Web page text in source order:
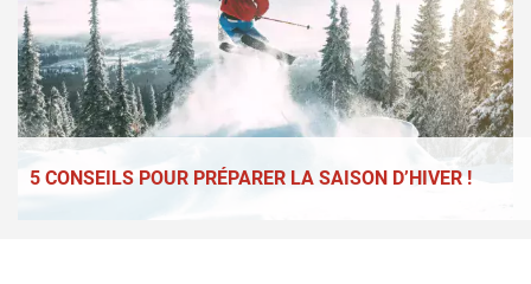
5 CONSEILS POUR PRÉPARER LA SAISON D’HIVER !